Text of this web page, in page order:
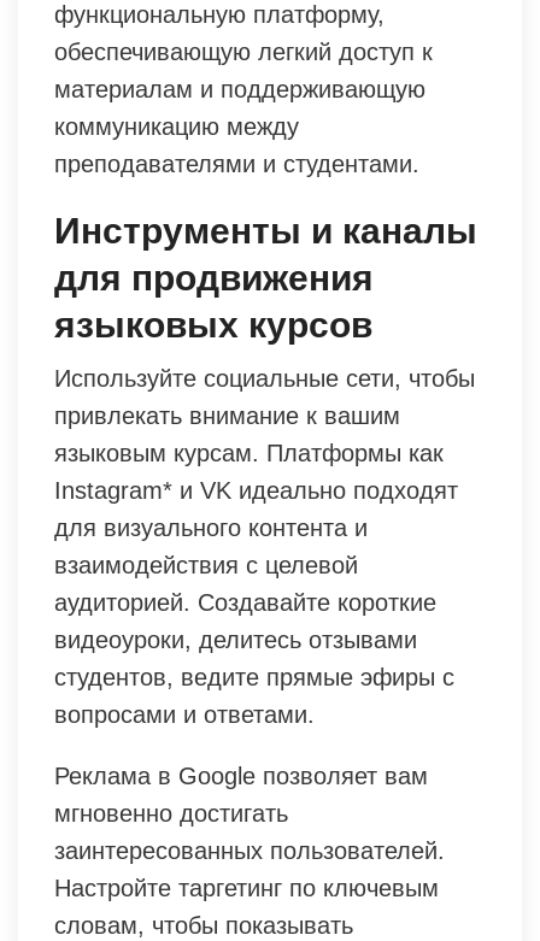
функциональную платформу,
обеспечивающую легкий доступ к
материалам и поддерживающую
коммуникацию между
преподавателями и студентами.
Инструменты и каналы
для продвижения
языковых курсов
Используйте социальные сети, чтобы
привлекать внимание к вашим
языковым курсам. Платформы как
Instagram* и VK идеально подходят
для визуального контента и
взаимодействия с целевой
аудиторией. Создавайте короткие
видеоуроки, делитесь отзывами
студентов, ведите прямые эфиры с
вопросами и ответами.
Реклама в Google позволяет вам
мгновенно достигать
заинтересованных пользователей.
Настройте таргетинг по ключевым
словам, чтобы показывать